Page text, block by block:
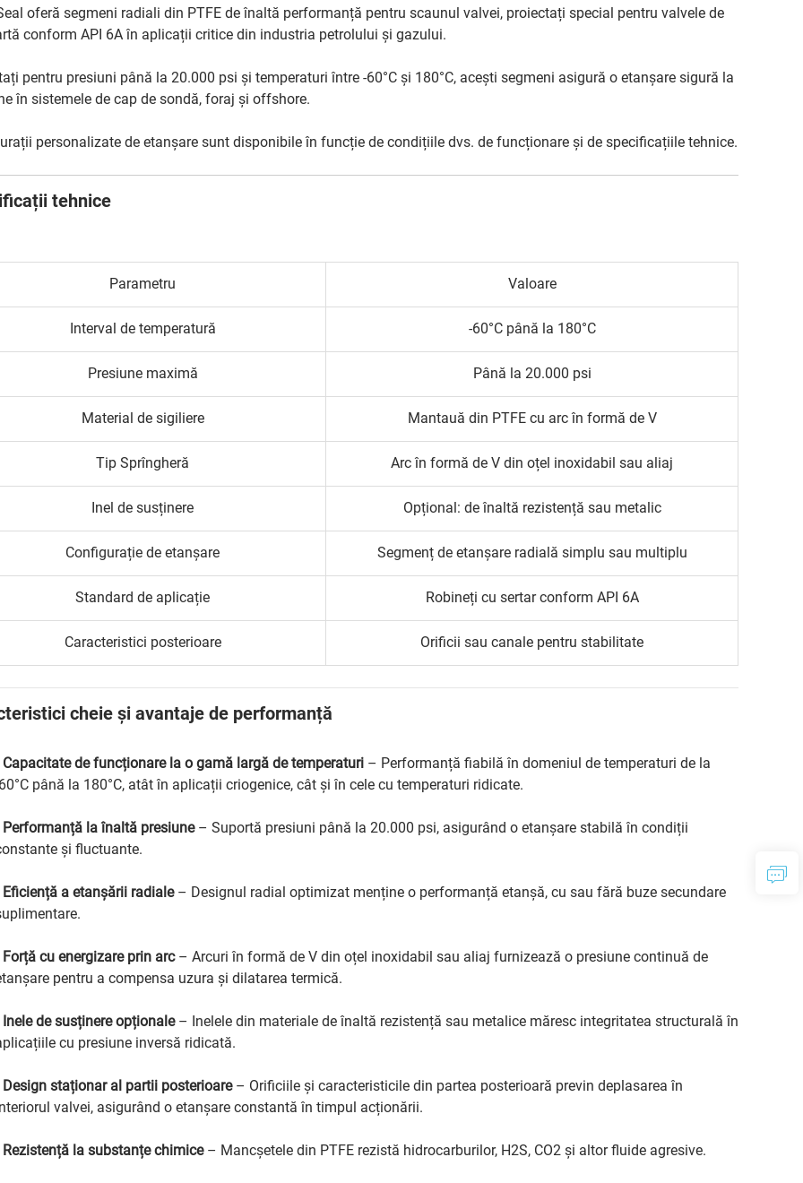
oferă segmeni radiali din PTFE de înaltă performanță pentru scaunul valvei, proiectați special pentru valvele de
conform API 6A în aplicații critice din industria petrolului și gazului.
pentru presiuni până la 20.000 psi și temperaturi între -60°C și 180°C, acești segmeni asigură o etanșare sigură la
în sistemele de cap de sondă, foraj și offshore.
personalizate de etanșare sunt disponibile în funcție de condițiile dvs. de funcționare și de specificațiile tehnice.
tehnice
Parametru Valoare
Interval de temperatură -60°C până la 180°C
Presiune maximă Până la 20.000 psi
Material de sigiliere Mantauă din PTFE cu arc în formă de V
Tip Sprîngheră Arc în formă de V din oțel inoxidabil sau aliaj
Inel de susținere Opțional: de înaltă rezistență sau metalic
Configurație de etanșare Segmenț de etanșare radială simplu sau multiplu
Standard de aplicație Robineți cu sertar conform API 6A
Caracteristici posterioare Orificii sau canale pentru stabilitate
cheie și avantaje de performanță
Capacitate de funcționare la o gamă largă de temperaturi – Performanță fiabilă în domeniul de temperaturi de la
până la 180°C, atât în aplicații criogenice, cât și în cele cu temperaturi ridicate.
Performanță la înaltă presiune – Suportă presiuni până la 20.000 psi, asigurând o etanșare stabilă în condiții
și fluctuante.
Eficiență a etanșării radiale – Designul radial optimizat menține o performanță etanșă, cu sau fără buze secundare
Forță cu energizare prin arc – Arcuri în formă de V din oțel inoxidabil sau aliaj furnizează o presiune continuă de
pentru a compensa uzura și dilatarea termică.
Inele de susținere opționale – Inelele din materiale de înaltă rezistență sau metalice măresc integritatea structurală în
cu presiune inversă ridicată.
Design staționar al partii posterioare – Orificiile și caracteristicile din partea posterioară previn deplasarea în
valvei, asigurând o etanșare constantă în timpul acționării.
Rezistență la substanțe chimice – Mancșetele din PTFE rezistă hidrocarburilor, H2S, CO2 și altor fluide agresive.